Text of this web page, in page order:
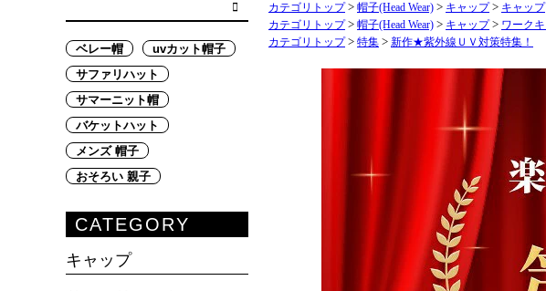
カテゴリトップ> 帽子(Head Wear) > キャップ> キャップ
カテゴリトップ> 帽子(Head Wear) > キャップ> ワーク
カテゴリトップ> 特集 > 新作★紫外線ＵＶ対策特集！